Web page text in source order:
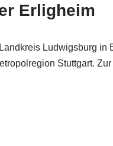
Erligheim
Ludwigsburg in
Stuttgart.